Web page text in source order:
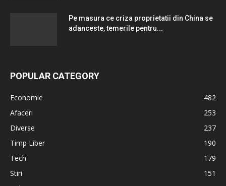
Pe masura ce criza proprietatii din China se
adanceste, temerile pentru...
POPULAR CATEGORY
Economie
482
Afaceri
253
Diverse
237
Timp Liber
190
Tech
179
Stiri
151